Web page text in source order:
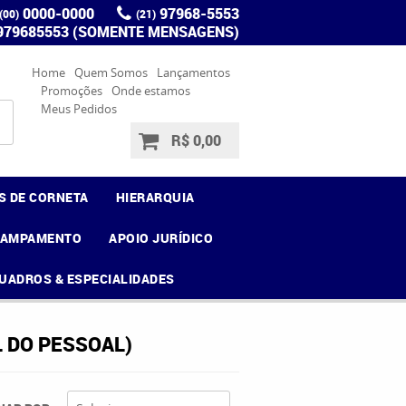
(00) 0000-0000 (21) 97968-5553
(SOMENTE MENSAGENS)
Home Quem Somos
Lançamentos
Promoções Onde estamos
Meus Pedidos
R$ 0,00
DE CORNETA HIERARQUIA
APOIO JURÍDICO
& ESPECIALIDADES
PESSOAL)